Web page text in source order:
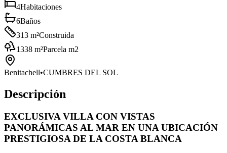
4Habitaciones
6Baños
313 m²Construida
1338 m²Parcela m2
Benitachell•CUMBRES DEL SOL
Descripción
EXCLUSIVA VILLA CON VISTAS
PANORÁMICAS AL MAR EN UNA UBICACIÓN
PRESTIGIOSA DE LA COSTA BLANCA